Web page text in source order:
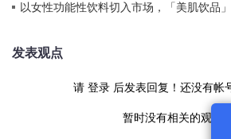
品牌正掀起时尚变革
以女性功能性饮料切入市场，「美肌饮品
发表观点
请 登录 后发表回复！还没有帐
暂时没有相关的观点！